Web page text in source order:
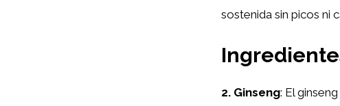
sostenida sin picos ni
2. Ginseng: El